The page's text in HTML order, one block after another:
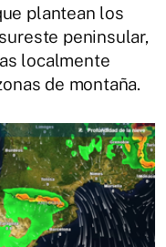
plantean los
peninsular,
localmente
de montaña.